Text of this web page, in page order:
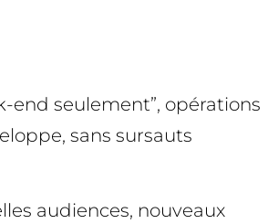
end seulement”, opérations
sans sursauts
audiences, nouveaux